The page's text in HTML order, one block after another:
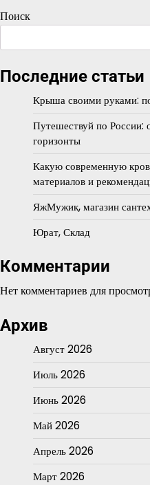
Поиск
Последние статьи
Крыша своими руками:
Путешествуй по России:
горизонты
Какую современную
материалов и
ЯжМужик, магазин
Юрат, Склад
Комментарии
Нет комментариев для
Архив
Август 2026
Июль 2026
Июнь 2026
Май 2026
Апрель 2026
Март 2026